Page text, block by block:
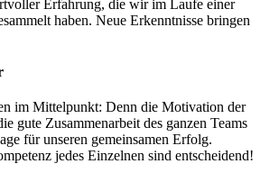
Erfahrung, die wir im Laufe einer
haben. Neue Erkenntnisse bringen
im Mittelpunkt: Denn die Motivation der
gute Zusammenarbeit des ganzen Teams
für unseren gemeinsamen Erfolg.
jedes Einzelnen sind entscheidend!